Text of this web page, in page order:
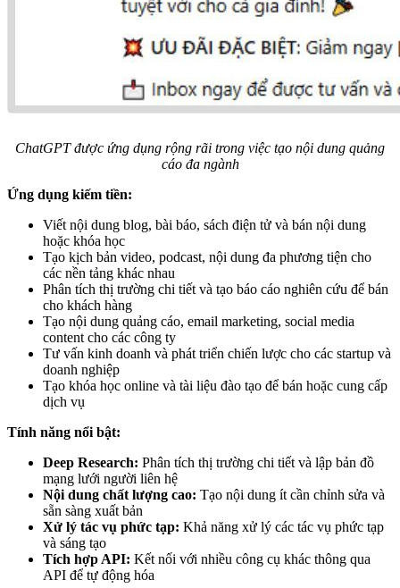
ChatGPT được ứng dụng rộng rãi trong việc tạo nội dung quảng
cáo đa ngành
Ứng dụng kiếm tiền:
Viết nội dung blog, bài báo, sách điện tử và bán nội dung
hoặc khóa học
Tạo kịch bản video, podcast, nội dung đa phương tiện cho
các nền tảng khác nhau
Phân tích thị trường chi tiết và tạo báo cáo nghiên cứu để bán
cho khách hàng
Tạo nội dung quảng cáo, email marketing, social media
content cho các công ty
Tư vấn kinh doanh và phát triển chiến lược cho các startup và
doanh nghiệp
Tạo khóa học online và tài liệu đào tạo để bán hoặc cung cấp
dịch vụ
Tính năng nổi bật:
Deep Research: Phân tích thị trường chi tiết và lập bản đồ
mạng lưới người liên hệ
Nội dung chất lượng cao: Tạo nội dung ít cần chỉnh sửa và
sẵn sàng xuất bản
Xử lý tác vụ phức tạp: Khả năng xử lý các tác vụ phức tạp
và sáng tạo
Tích hợp API: Kết nối với nhiều công cụ khác thông qua
API để tự động hóa